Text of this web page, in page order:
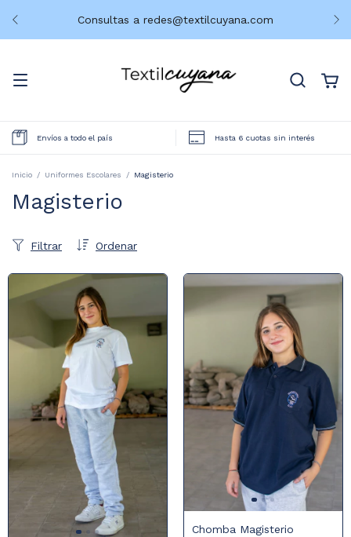
Consultas a redes@textilcuyana.com
Envíos a todo el país Hasta 6 cuotas sin interés
Inicio / Uniformes Escolares / Magisterio
Magisterio
Ordenar
Filtrar
Chomba Magisterio